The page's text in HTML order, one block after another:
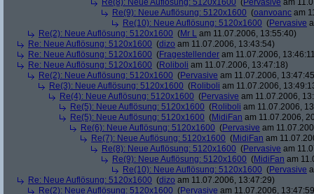
Re(8): Neue Auflösung: 5120x1600 (Pervasive am
Re(9): Neue Auflösung: 5120x1600 (oanvoanc am
Re(10): Neue Auflösung: 5120x1600 (Pervasive
Re(2): Neue Auflösung: 5120x1600 (Mr L am 11.07.2006, 13:55:40)
Re: Neue Auflösung: 5120x1600 (dizo am 11.07.2006, 13:43:54)
Re: Neue Auflösung: 5120x1600 (Fragestellender am 11.07.2006,
Re: Neue Auflösung: 5120x1600 (Roliboli am 11.07.2006, 13:47:18)
Re(2): Neue Auflösung: 5120x1600 (Pervasive am 11.07.2006,
Re(3): Neue Auflösung: 5120x1600 (Roliboli am 11.07.2006,
Re(4): Neue Auflösung: 5120x1600 (Pervasive am 11.07.2006,
Re(5): Neue Auflösung: 5120x1600 (Roliboli am 11.07.2006,
Re(5): Neue Auflösung: 5120x1600 (MidiFan am 11.07.2006,
Re(6): Neue Auflösung: 5120x1600 (Pervasive am
Re(7): Neue Auflösung: 5120x1600 (MidiFan am
Re(8): Neue Auflösung: 5120x1600 (Pervasive am
Re(9): Neue Auflösung: 5120x1600 (MidiFan am
Re(10): Neue Auflösung: 5120x1600 (Pervasive
Re: Neue Auflösung: 5120x1600 (dizo am 11.07.2006, 13:47:29)
Re(2): Neue Auflösung: 5120x1600 (Pervasive am 11.07.2006,